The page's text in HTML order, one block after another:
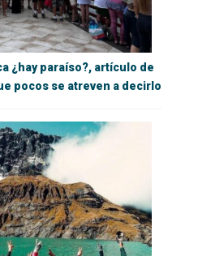
¿hay paraíso?, artículo de
pocos se atreven a decirlo